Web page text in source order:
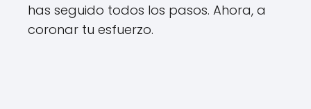
has seguido todos los pasos. Ahora, a
coronar tu esfuerzo.